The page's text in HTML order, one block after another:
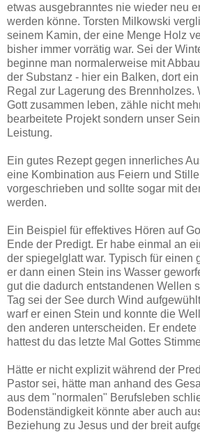
etwas ausgebranntes nie wieder neu
werden könne. Torsten Milkowski
seinem Kamin, der eine Menge Holz
bisher immer vorrätig war. Sei der
beginne man normalerweise mit
der Substanz - hier ein Balken, dort
Regal zur Lagerung des Brennholzes.
Gott zusammen leben, zähle nicht
bearbeitete Projekt sondern unser
Leistung.
Ein gutes Rezept gegen innerliches
eine Kombination aus Feiern und
vorgeschrieben und sollte sogar mit
werden.
Ein Beispiel für effektives Hören auf
Ende der Predigt. Er habe einmal an
der spiegelglatt war. Typisch für einen
er dann einen Stein ins Wasser
gut die dadurch entstandenen Wellen
Tag sei der See durch Wind
warf er einen Stein und konnte die
den anderen unterscheiden. Er endete
hattest du das letzte Mal Gottes
Hätte er nicht explizit während der
Pastor sei, hätte man anhand des
aus dem "normalen" Berufsleben
Bodenständigkeit könnte aber auch
Beziehung zu Jesus und der breit